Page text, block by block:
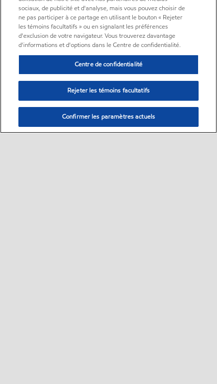
sociaux, de publicité et d'analyse, mais vous pouvez choisir de
ne pas participer à ce partage en utilisant le bouton « Rejeter
les témoins facultatifs » ou en signalant les préférences
d'exclusion de votre navigateur. Vous trouverez davantage
d'informations et d'options dans le Centre de confidentialité.
Centre de confidentialité
Rejeter les témoins facultatifs
Confirmer les paramètres actuels